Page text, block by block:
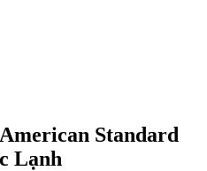
Standard
Lạnh